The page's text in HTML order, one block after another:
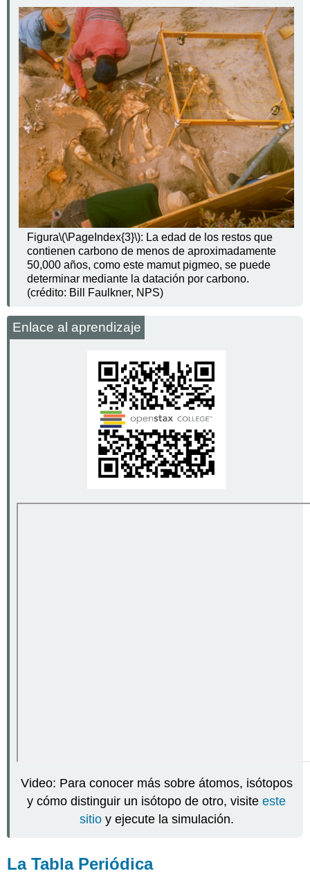
Figura\(\PageIndex{3}\): La edad de los restos que
contienen carbono de menos de aproximadamente
50,000 años, como este mamut pigmeo, se puede
determinar mediante la datación por carbono.
(crédito: Bill Faulkner, NPS)
Enlace al aprendizaje
Video: Para conocer más sobre átomos, isótopos
y cómo distinguir un isótopo de otro, visite este
sitioy ejecute la simulación.
La Tabla Periódica